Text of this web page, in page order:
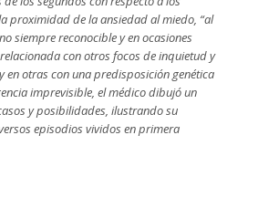
proximidad de la ansiedad al miedo, “al
siempre reconocible y en ocasiones
con otros focos de inquietud y
en otras con una predisposición genética
imprevisible, el médico dibujó un
y posibilidades, ilustrando su
episodios vividos en primera